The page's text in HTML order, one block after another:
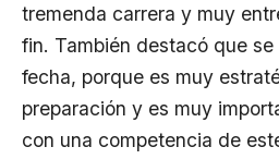
tremenda carrera y muy
fin. También destacó que
fecha, porque es muy
preparación y es muy
con una competencia de